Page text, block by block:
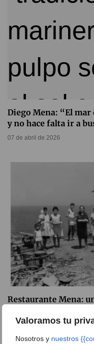
Valoramos tu
Nosotros y nuestros
Diego Mena: “El
y no hace falta ir a
07 de abril de 2026
Restaurante Mena:
10 de marzo de 2026